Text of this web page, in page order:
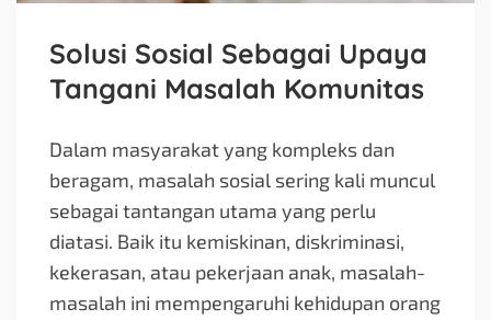
Solusi Sosial Sebagai Upaya
Tangani Masalah Komunitas
Dalam masyarakat yang kompleks dan
beragam, masalah sosial sering kali muncul
sebagai tantangan utama yang perlu
diatasi. Baik itu kemiskinan, diskriminasi,
kekerasan, atau pekerjaan anak, masalah-
masalah ini mempengaruhi kehidupan orang